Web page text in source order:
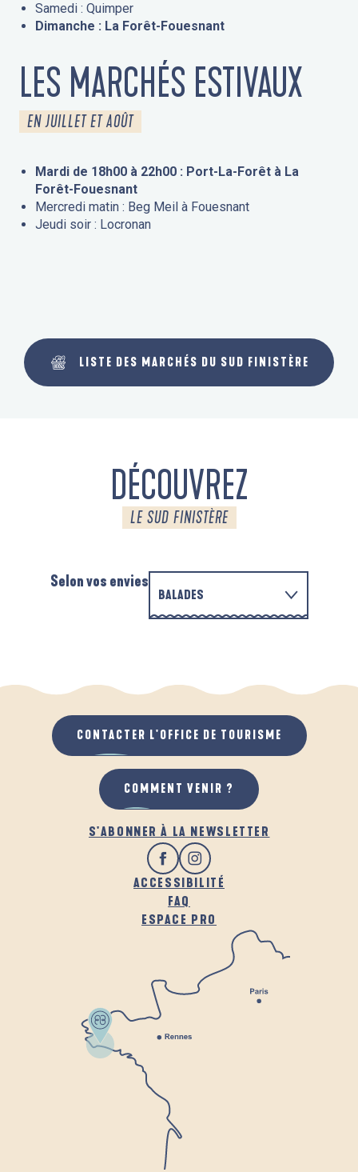
Samedi : Quimper
Dimanche : La Forêt-Fouesnant
LES MARCHÉS ESTIVAUX
EN JUILLET ET AOÛT
Mardi de 18h00 à 22h00 : Port-La-Forêt à La
Forêt-Fouesnant
Mercredi matin : Beg Meil à Fouesnant
Jeudi soir : Locronan
LISTE DES MARCHÉS DU SUD FINISTÈRE
DÉCOUVREZ
LE SUD FINISTÈRE
Selon vos envies
BALADES
QUAND IL PLEUT
AU GRAND AIR
PARCOURS D'INTERPRÉTATION DE L'ANSE
S'ABONNER À LA NEWSLETTER
ACCESSIBILITÉ
FAQ
ESPACE PRO
CONTACTER L'OFFICE DE TOURISME
COMMENT VENIR ?